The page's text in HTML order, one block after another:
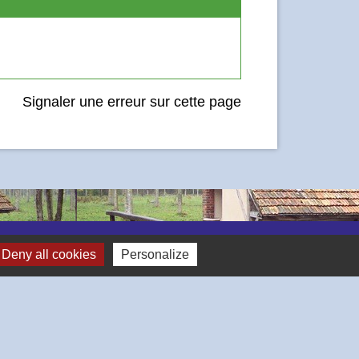
Signaler une erreur sur cette page
Deny all cookies Personalize